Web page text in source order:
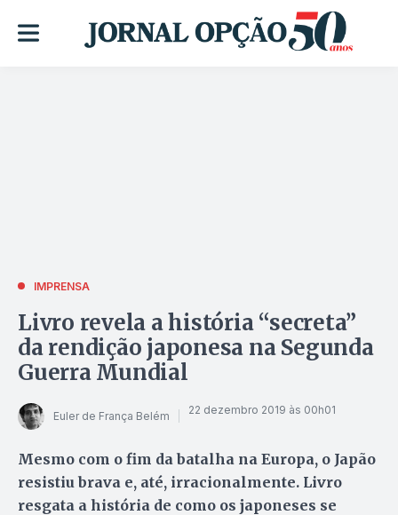
IMPRENSA
Livro revela a história “secreta”
da rendição japonesa na Segunda
Guerra Mundial
Euler de França Belém 22 dezembro 2019 às 00h01
Mesmo com o fim da batalha na Europa, o Japão
resistiu brava e, até, irracionalmente. Livro
resgata a história de como os japoneses se